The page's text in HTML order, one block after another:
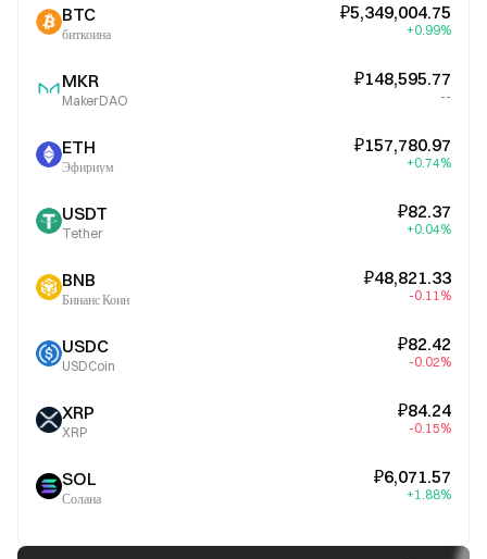
BTC
биткоина
₽5,349,004.75
+0.99%
MKR
MakerDAO
₽148,595.77
--
ETH
Эфириум
₽157,780.97
+0.74%
USDT
Tether
₽82.37
+0.04%
BNB
Бинанс Коин
₽48,821.33
-0.11%
USDC
USDCoin
₽82.42
-0.02%
XRP
XRP
₽84.24
-0.15%
SOL
Солана
₽6,071.57
+1.88%